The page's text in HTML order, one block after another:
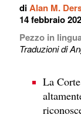
diAlan M.
14 febbraio
Pezzo in
Traduzioni di
La